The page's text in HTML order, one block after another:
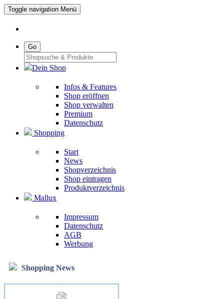
Toggle navigation Menü
Go
Dein Shop
Infos & Features
Shop eröffnen
Shop verwalten
Premium
Datenschutz
Shopping
Start
News
Shopverzeichnis
Shop eintragen
Produktverzeichnis
Mallux
Impressum
Datenschutz
AGB
Werbung
Shopping News